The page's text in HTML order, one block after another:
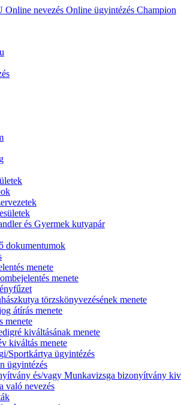
Online nevezés Online ügyintézés Champion
és Gyermek kutyapár
dokumentumok
menete
menete
törzskönyvezésének menete
átírás menete
menete
kiváltásának menete
kiváltás menete
Sportkártya ügyintézés
ügyintézés
és/vagy Munkavizsga bizonyítvány
való nevezés